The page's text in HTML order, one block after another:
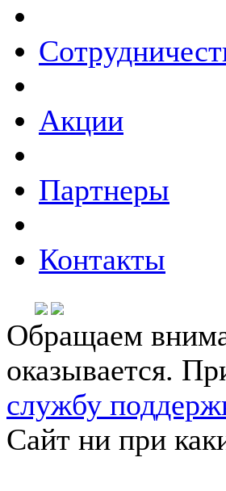
Акции
Партнеры
Контакты
Обращаем
оказывается.
службу
Сайт ни при